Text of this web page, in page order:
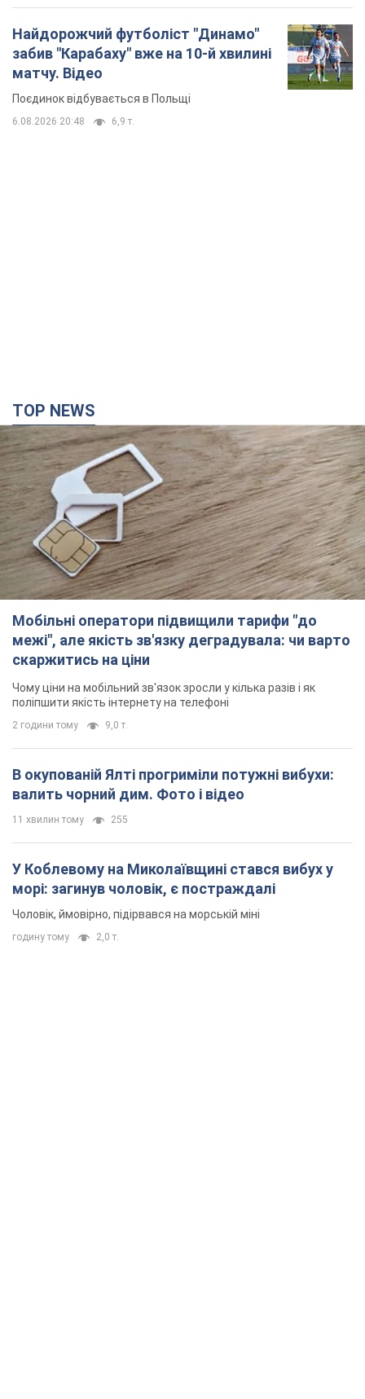
Найдорожчий футболіст "Динамо"
забив "Карабаху" вже на 10-й хвилині
матчу. Відео
Поєдинок відбувається в Польщі
6.08.2026 20:48 6,9 т.
TOP NEWS
Мобільні оператори підвищили тарифи "до
межі", але якість зв'язку деградувала: чи варто
скаржитись на ціни
Чому ціни на мобільний зв'язок зросли у кілька разів і як
поліпшити якість інтернету на телефоні
2 години тому 9,0 т.
В окупованій Ялті прогриміли потужні вибухи:
валить чорний дим. Фото і відео
11 хвилин тому 255
У Коблевому на Миколаївщині стався вибух у
морі: загинув чоловік, є постраждалі
Чоловік, ймовірно, підірвався на морській міні
годину тому 2,0 т.